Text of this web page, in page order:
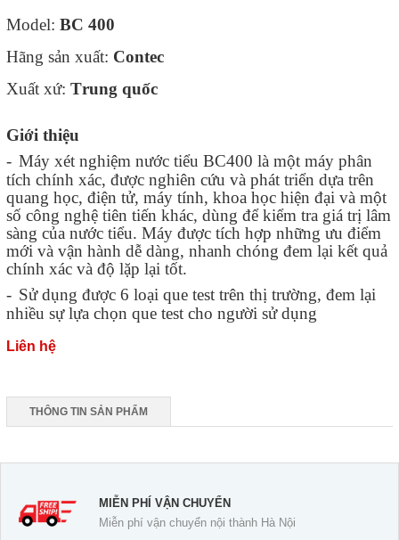
Model: BC 400
Hãng sản xuất: Contec
Xuất xứ: Trung quốc
Giới thiệu
- Máy xét nghiệm nước tiểu BC400 là một máy phân
tích chính xác, được nghiên cứu và phát triển dựa trên
quang học, điện tử, máy tính, khoa học hiện đại và một
số công nghệ tiên tiến khác, dùng để kiểm tra giá trị lâm
sàng của nước tiểu. Máy được tích hợp những ưu điểm
mới và vận hành dễ dàng, nhanh chóng đem lại kết quả
chính xác và độ lặp lại tốt.
- Sử dụng được 6 loại que test trên thị trường, đem lại
nhiều sự lựa chọn que test cho người sử dụng
Liên hệ
THÔNG TIN SẢN PHẨM
MIỄN PHÍ VẬN CHUYỂN
Miễn phí vận chuyển nội thành Hà Nội